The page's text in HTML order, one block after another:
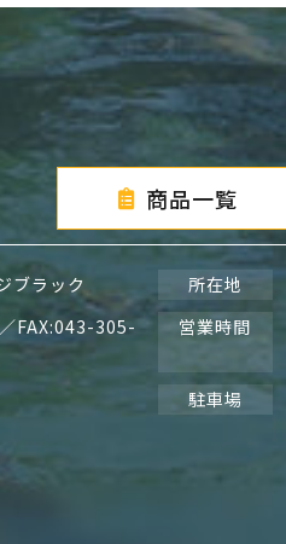
商品一覧
ブラック 所在地
／FAX:043-305-
営業時間
駐車場